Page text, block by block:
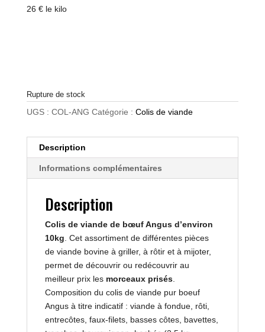
26 € le kilo
Rupture de stock
UGS : COL-ANG Catégorie : Colis de viande
Description
Informations complémentaires
Description
Colis de viande de bœuf Angus d’environ
10kg . Cet assortiment de différentes pièces
de viande bovine à griller, à rôtir et à mijoter,
permet de découvrir ou redécouvrir au
meilleur prix les morceaux prisés.
Composition du colis de viande pur boeuf
Angus à titre indicatif : viande à fondue, rôti,
entrecôtes, faux-filets, basses côtes, bavettes,